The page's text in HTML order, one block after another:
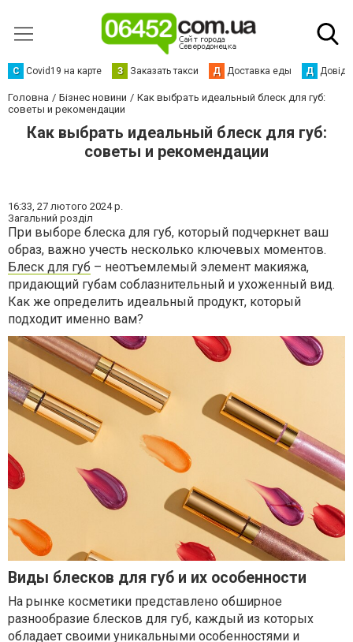
С Сovid19 на карте З Заказать такси Д Доставка еды Д
Головна Бізнес новини
Как выбрать идеальный блеск для губ:
советы и рекомендации
Как выбрать идеальный блеск для губ:
советы и рекомендации
16:33, 27 лютого 2024 р.
Загальний розділ
При выборе блеска для губ, который подчеркнет ваш
образ, важно учесть несколько ключевых моментов.
Блеск для губ – неотъемлемый элемент макияжа,
придающий губам соблазнительный и ухоженный вид.
Как же определить идеальный продукт, который
подходит именно вам?
Виды блесков для губ и их особенности
На рынке косметики представлено обширное
разнообразие блесков для губ, каждый из которых
обладает своими уникальными особенностями и